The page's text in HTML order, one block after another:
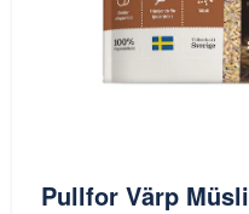
Pullfor Värp Müsli